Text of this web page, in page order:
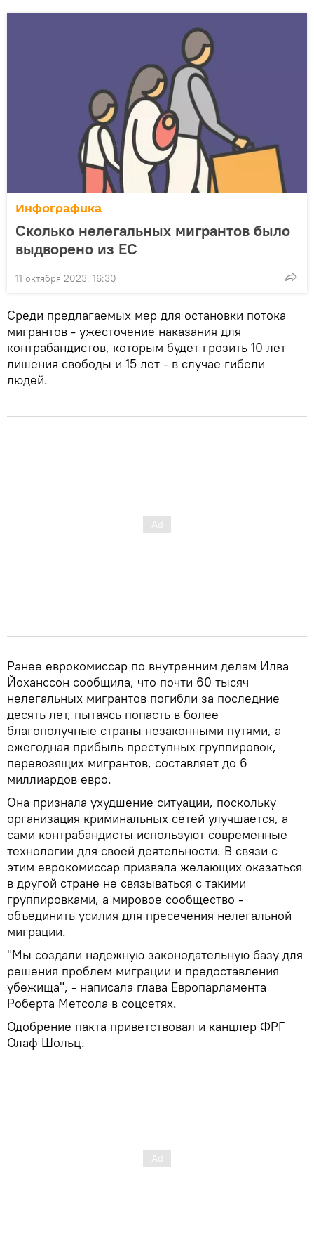
Инфографика
Сколько нелегальных мигрантов было
выдворено из ЕС
11 октября 2023, 16:30
Среди предлагаемых мер для остановки потока
мигрантов - ужесточение наказания для
контрабандистов, которым будет грозить 10 лет
лишения свободы и 15 лет - в случае гибели
людей.
Ранее еврокомиссар по внутренним делам Илва
Йоханссон сообщила, что почти 60 тысяч
нелегальных мигрантов погибли за последние
десять лет, пытаясь попасть в более
благополучные страны незаконными путями, а
ежегодная прибыль преступных группировок,
перевозящих мигрантов, составляет до 6
миллиардов евро.
Она признала ухудшение ситуации, поскольку
организация криминальных сетей улучшается, а
сами контрабандисты используют современные
технологии для своей деятельности. В связи с
этим еврокомиссар призвала желающих оказаться
в другой стране не связываться с такими
группировками, а мировое сообщество -
объединить усилия для пресечения нелегальной
миграции.
"Мы создали надежную законодательную базу для
решения проблем миграции и предоставления
убежища", - написала глава Европарламента
Роберта Метсола в соцсетях.
Одобрение пакта приветствовал и канцлер ФРГ
Олаф Шольц.